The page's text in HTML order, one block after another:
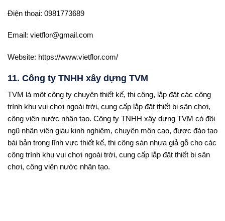
Điện thoại: 0981773689
Email: vietflor@gmail.com
Website: https://www.vietflor.com/
11. Công ty TNHH xây dựng TVM
TVM là một công ty chuyên thiết kế, thi công, lắp đặt các công
trình khu vui chơi ngoài trời, cung cấp lắp đặt thiết bị sân chơi,
công viên nước nhân tạo. Công ty TNHH xây dựng TVM có đội
ngũ nhân viên giàu kinh nghiệm, chuyên môn cao, được đào tạo
bài bản trong lĩnh vực thiết kế, thi công sàn nhựa giả gỗ cho các
công trình khu vui chơi ngoài trời, cung cấp lắp đặt thiết bị sân
chơi, công viên nước nhân tạo.